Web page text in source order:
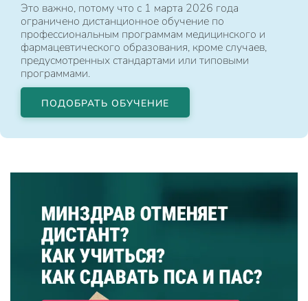
Это важно, потому что с 1 марта 2026 года
ограничено дистанционное обучение по
профессиональным программам медицинского и
фармацевтического образования, кроме случаев,
предусмотренных стандартами или типовыми
программами.
ПОДОБРАТЬ ОБУЧЕНИЕ